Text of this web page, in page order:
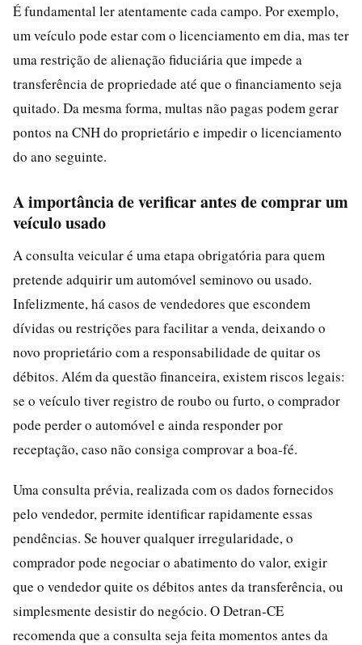
É fundamental ler atentamente cada campo. Por exemplo,
um veículo pode estar com o licenciamento em dia, mas ter
uma restrição de alienação fiduciária que impede a
transferência de propriedade até que o financiamento seja
quitado. Da mesma forma, multas não pagas podem gerar
pontos na CNH do proprietário e impedir o licenciamento
do ano seguinte.
A importância de verificar antes de comprar um
veículo usado
A consulta veicular é uma etapa obrigatória para quem
pretende adquirir um automóvel seminovo ou usado.
Infelizmente, há casos de vendedores que escondem
dívidas ou restrições para facilitar a venda, deixando o
novo proprietário com a responsabilidade de quitar os
débitos. Além da questão financeira, existem riscos legais:
se o veículo tiver registro de roubo ou furto, o comprador
pode perder o automóvel e ainda responder por
receptação, caso não consiga comprovar a boa-fé.
Uma consulta prévia, realizada com os dados fornecidos
pelo vendedor, permite identificar rapidamente essas
pendências. Se houver qualquer irregularidade, o
comprador pode negociar o abatimento do valor, exigir
que o vendedor quite os débitos antes da transferência, ou
simplesmente desistir do negócio. O Detran-CE
recomenda que a consulta seja feita momentos antes da